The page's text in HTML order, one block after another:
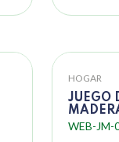
HOGAR
JUEGO
WEB-JM-